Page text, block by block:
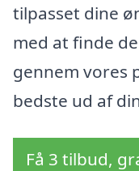
tilpasset dine
med at finde
gennem vores
bedste ud af
Få 3 tilbud,